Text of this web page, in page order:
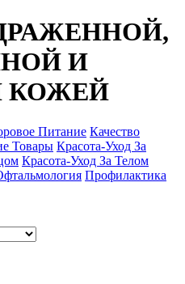
И
КОЖЕЙ
Питание Качество
Товары Красота-Уход За
Красота-Уход За Телом
Профилактика